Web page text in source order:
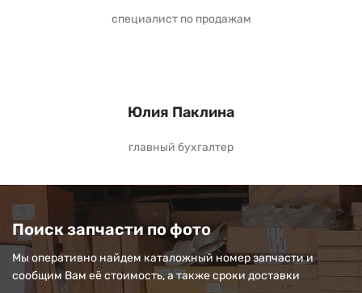
специалист по продажам
Юлия Паклина
главный бухгалтер
Поиск запчасти по фото
Мы оперативно найдем каталожный номер запчасти и
сообщим Вам её стоимость, а также сроки доставки